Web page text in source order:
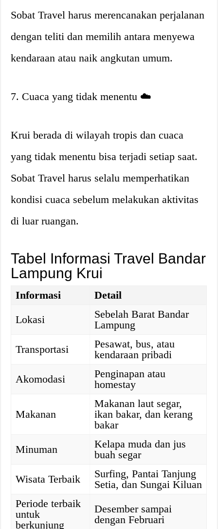
Sobat Travel harus merencanakan perjalanan
dengan teliti dan memilih antara menyewa
kendaraan atau naik angkutan umum.
7. Cuaca yang tidak menentu ☁️
Krui berada di wilayah tropis dan cuaca
yang tidak menentu bisa terjadi setiap saat.
Sobat Travel harus selalu memperhatikan
kondisi cuaca sebelum melakukan aktivitas
di luar ruangan.
Tabel Informasi Travel Bandar
Lampung Krui
Informasi
Detail
Lokasi
Sebelah Barat Bandar
Lampung
Transportasi
Pesawat, bus, atau
kendaraan pribadi
Akomodasi
Penginapan atau
homestay
Makanan
Makanan laut segar,
ikan bakar, dan kerang
bakar
Minuman
Kelapa muda dan jus
buah segar
Wisata Terbaik
Surfing, Pantai Tanjung
Setia, dan Sungai Kiluan
Periode terbaik
untuk
berkunjung
Desember sampai
dengan Februari